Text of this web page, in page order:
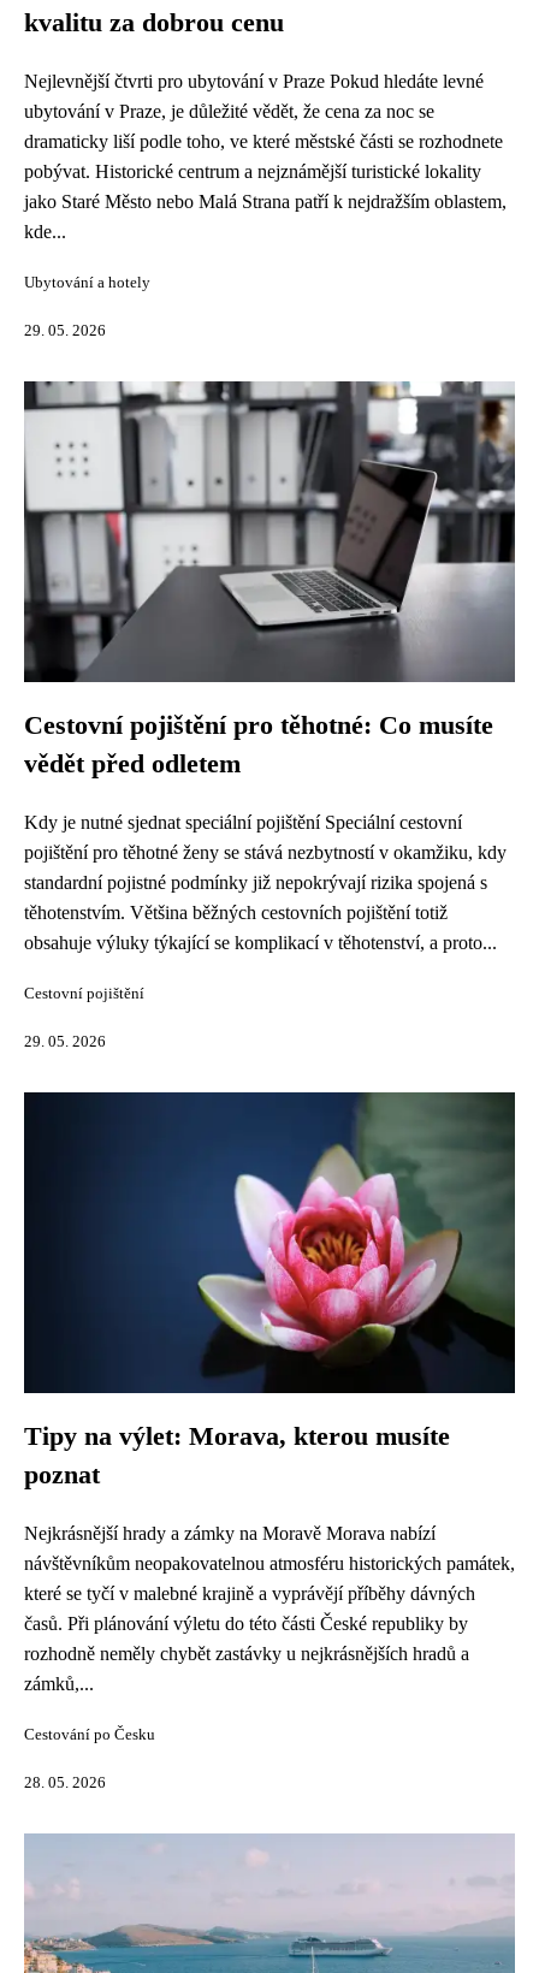
kvalitu za dobrou cenu
Nejlevnější čtvrti pro ubytování v Praze Pokud hledáte levné
ubytování v Praze, je důležité vědět, že cena za noc se
dramaticky liší podle toho, ve které městské části se rozhodnete
pobývat. Historické centrum a nejznámější turistické lokality
jako Staré Město nebo Malá Strana patří k nejdražším oblastem,
kde...
Ubytování a hotely
29. 05. 2026
Cestovní pojištění pro těhotné: Co musíte
vědět před odletem
Kdy je nutné sjednat speciální pojištění Speciální cestovní
pojištění pro těhotné ženy se stává nezbytností v okamžiku, kdy
standardní pojistné podmínky již nepokrývají rizika spojená s
těhotenstvím. Většina běžných cestovních pojištění totiž
obsahuje výluky týkající se komplikací v těhotenství, a proto...
Cestovní pojištění
29. 05. 2026
Tipy na výlet: Morava, kterou musíte
poznat
Nejkrásnější hrady a zámky na Moravě Morava nabízí
návštěvníkům neopakovatelnou atmosféru historických památek,
které se tyčí v malebné krajině a vyprávějí příběhy dávných
časů. Při plánování výletu do této části České republiky by
rozhodně neměly chybět zastávky u nejkrásnějších hradů a
zámků,...
Cestování po Česku
28. 05. 2026